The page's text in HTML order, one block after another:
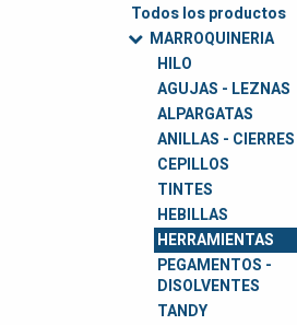
Todos los productos
MARROQUINERIA
HILO
AGUJAS - LEZNAS
ALPARGATAS
ANILLAS - CIERRES
CEPILLOS
TINTES
HEBILLAS
HERRAMIENTAS
PEGAMENTOS -
DISOLVENTES
TANDY